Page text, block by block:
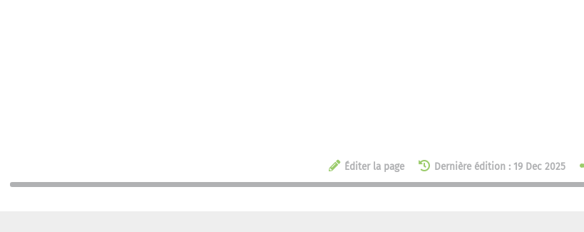
Éditer la page Dernière édition : 19 Dec 2025